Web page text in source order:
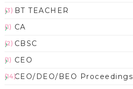
BT TEACHER
(3)
CA
(1)
CBSC
(2)
CEO
(1)
CEO/DEO/BEO Proceedings
(14)